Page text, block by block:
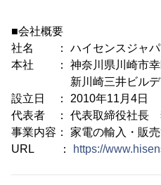
■会社概要
社名 ： ハイセンスジャパ
本社 ： 神奈川県川崎市幸
新川崎三井ビルディ
設立日 ： 2010年11月4日
代表者 ： 代表取締役社長
事業内容： 家電の輸入・販
URL ：
https://